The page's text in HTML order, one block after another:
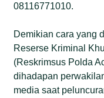
08116771010.
Demikian cara yang
Reserse Kriminal
(Reskrimsus Polda
dihadapan
media saat